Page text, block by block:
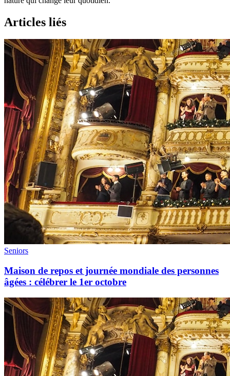
Articles liés
Seniors
Maison de repos et journée mondiale des personnes
âgées : célébrer le 1er octobre